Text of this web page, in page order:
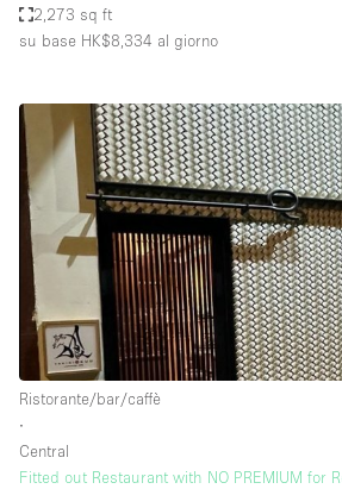
2,273 sq ft
su base HK$8,334 al giorno
Ristorante/bar/caffè
∙
Central
Fitted out Restaurant with NO PREMIUM for